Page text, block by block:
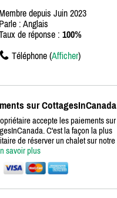
Membre depuis Juin 2023
Parle : Anglais
de réponse : 100%
Téléphone (Afficher)
sur CottagesInCanada
accepte les paiements sur
C'est la façon la plus
de réserver un chalet sur notre
savoir plus